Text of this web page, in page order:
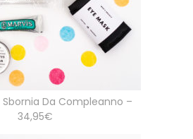
Sbornia Da Compleanno –
34,95€